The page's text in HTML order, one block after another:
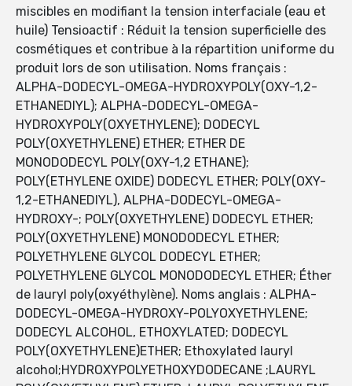
miscibles en modifiant la tension interfaciale (eau et
huile) Tensioactif : Réduit la tension superficielle des
cosmétiques et contribue à la répartition uniforme du
produit lors de son utilisation. Noms français :
ALPHA-DODECYL-OMEGA-HYDROXYPOLY(OXY-1,2-
ETHANEDIYL); ALPHA-DODECYL-OMEGA-
HYDROXYPOLY(OXYETHYLENE); DODECYL
POLY(OXYETHYLENE) ETHER; ETHER DE
MONODODECYL POLY(OXY-1,2 ETHANE);
POLY(ETHYLENE OXIDE) DODECYL ETHER; POLY(OXY-
1,2-ETHANEDIYL), ALPHA-DODECYL-OMEGA-
HYDROXY-; POLY(OXYETHYLENE) DODECYL ETHER;
POLY(OXYETHYLENE) MONODODECYL ETHER;
POLYETHYLENE GLYCOL DODECYL ETHER;
POLYETHYLENE GLYCOL MONODODECYL ETHER; Éther
de lauryl poly(oxyéthylène). Noms anglais : ALPHA-
DODECYL-OMEGA-HYDROXY-POLYOXYETHYLENE;
DODECYL ALCOHOL, ETHOXYLATED; DODECYL
POLY(OXYETHYLENE)ETHER; Ethoxylated lauryl
alcohol;HYDROXYPOLYETHOXYDODECANE ;LAURYL